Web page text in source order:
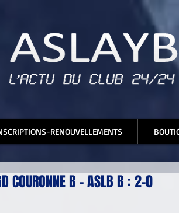
RENOUVELLEMENTS
COURONNE B - ASLB B : 2-0